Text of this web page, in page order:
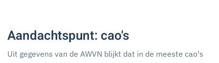
Aandachtspunt: cao's
Uit gegevens van de AWVN blijkt dat in de meeste cao's